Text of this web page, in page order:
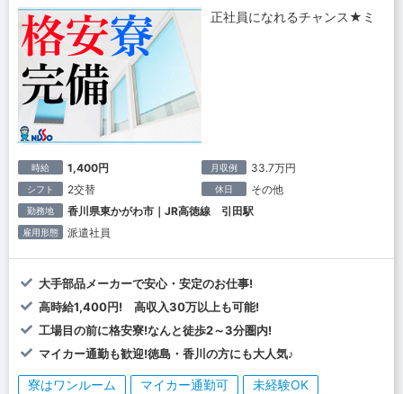
正社員になれるチャンス★ミ
時給 1,400円 月収例 33.7万円
シフト 2交替 休日 その他
勤務地 香川県東かがわ市｜JR高徳線 引田駅
雇用形態 派遣社員
大手部品メーカーで安心・安定のお仕事!
高時給1,400円! 高収入30万以上も可能!
工場目の前に格安寮!なんと徒歩2～3分圏内!
マイカー通勤も歓迎!徳島・香川の方にも大人気♪
寮はワンルーム マイカー通勤可
未経験OK